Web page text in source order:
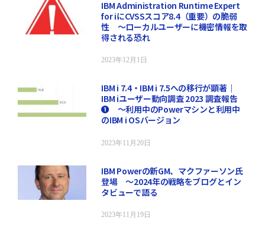
IBM Administration Runtime Expert
for iにCVSSスコア8.4（重要）の脆弱
性 ～ローカルユーザーに機密情報を取
得される恐れ
2023年12月1日
IBM i 7.4・IBM i 7.5への移行が顕著｜
IBM iユーザー動向調査 2023 調査報告
❶ ～利用中のPowerマシンと利用中
のIBM i OSバージョン
2023年11月20日
IBM Powerの新GM、マクファーソン氏
登場 ～2024年の戦略をブログとイン
タビューで語る
2023年11月19日